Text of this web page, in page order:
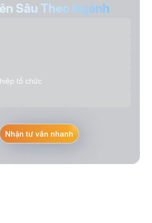
Sâu Theo Ngành
Nhận tư vấn nhanh